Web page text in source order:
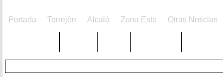
Portada Torrejón Alcalá Zona Este Otras Noticias